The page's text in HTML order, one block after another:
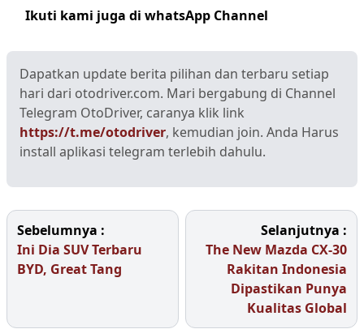
Ikuti kami juga di whatsApp Channel
Dapatkan update berita pilihan dan terbaru setiap
hari dari otodriver.com. Mari bergabung di Channel
Telegram OtoDriver, caranya klik link
https://t.me/otodriver, kemudian join. Anda Harus
install aplikasi telegram terlebih dahulu.
Sebelumnya :
Ini Dia SUV Terbaru
BYD, Great Tang
Selanjutnya :
The New Mazda CX-30
Rakitan Indonesia
Dipastikan Punya
Kualitas Global